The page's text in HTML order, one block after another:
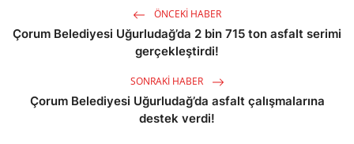
ÖNCEKI HABER
Çorum Belediyesi Uğurludağ’da 2 bin 715 ton asfalt serimi
gerçekleştirdi!
SONRAKI HABER
Çorum Belediyesi Uğurludağ’da asfalt çalışmalarına
destek verdi!